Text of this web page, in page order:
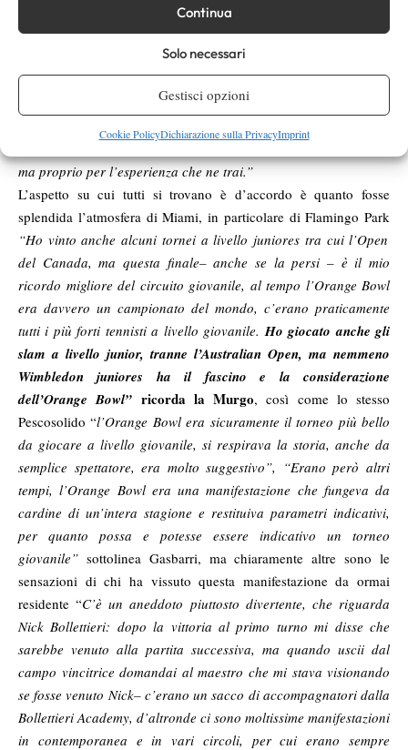
Continua
Solo necessari
Gestisci opzioni
Cookie PolicyDichiarazione sulla PrivacyImprint
me dicessero se lo rifarei risponderei: certo! Ed è questo che
consiglio a tutti quanti.E non consiglio soltanto di andare ad
allenarsi all’estero, ma proprio di giocare i tornei juniores, che
sono un ottimo banco di prova per crescere. Se avessi un
ragazzo o una ragazza pronta ad approcciare il mondo pro’, io
mi sentirei di indicarle di fare un mix tra tornei futures e
ma proprio per l’esperienza che ne trai.”
L’aspetto su cui tutti si trovano è d’accordo è quanto fosse
splendida l’atmosfera di Miami, in particolare di Flamingo Park
“Ho vinto anche alcuni tornei a livello juniores tra cui l’Open
del Canada, ma questa finale– anche se la persi – è il mio
ricordo migliore del circuito giovanile, al tempo l’Orange Bowl
era davvero un campionato del mondo, c’erano praticamente
tutti i più forti tennisti a livello giovanile.Ho giocato anche gli
slam a livello junior, tranne l’Australian Open, ma nemmeno
Wimbledon juniores ha il fascino e la considerazione
dell’Orange Bowl” ricorda la Murgo, così come lo stesso
Pescosolido “l’Orange Bowl era sicuramente il torneo più bello
da giocare a livello giovanile, si respirava la storia, anche da
semplice spettatore, era molto suggestivo”, “Erano però altri
tempi, l’Orange Bowl era una manifestazione che fungeva da
cardine di un’intera stagione e restituiva parametri indicativi,
per quanto possa e potesse essere indicativo un torneo
giovanile” sottolinea Gasbarri, ma chiaramente altre sono le
sensazioni di chi ha vissuto questa manifestazione da ormai
residente “C’è un aneddoto piuttosto divertente, che riguarda
Nick Bollettieri: dopo la vittoria al primo turno mi disse che
sarebbe venuto alla partita successiva, ma quando uscii dal
campo vincitrice domandai al maestro che mi stava visionando
se fosse venuto Nick– c’erano un sacco di accompagnatori dalla
Bollettieri Academy, d’altronde ci sono moltissime manifestazioni
in contemporanea e in vari circoli, per cui erano sempre